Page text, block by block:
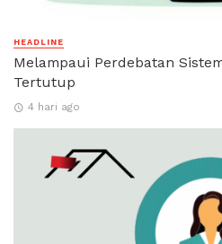
HEADLINE
Melampaui Perdebatan
Tertutup
4 hari ago